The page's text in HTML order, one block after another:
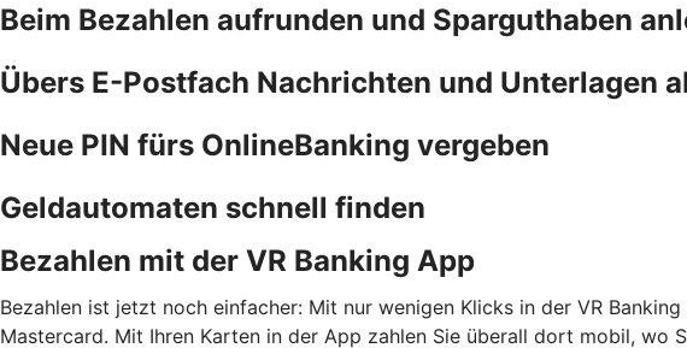
Beim Bezahlen aufrunden und Sparguthaben
Übers E-Postfach Nachrichten und Unterlagen
Neue PIN fürs OnlineBanking vergeben
Geldautomaten schnell finden
Bezahlen mit der VR Banking App
Bezahlen ist jetzt noch einfacher: Mit nur wenigen Klicks in der VR
Mastercard. Mit Ihren Karten in der App zahlen Sie überall dort mobil, wo